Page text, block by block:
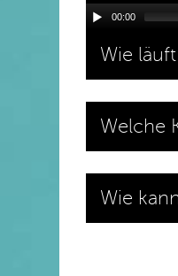
00:00
Wie
Welche
Wie